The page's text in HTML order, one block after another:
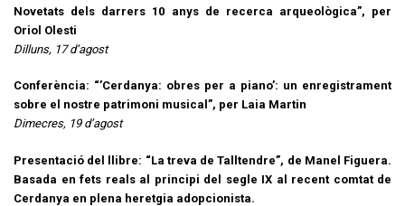
Novetats dels darrers 10 anys de recerca arqueològica”, per
Oriol Olesti
Dilluns, 17 d’agost
Conferència: “’Cerdanya: obres per a piano’: un enregistrament
sobre el nostre patrimoni musical”, per Laia Martin
Dimecres, 19 d’agost
Presentació del llibre: “La treva de Talltendre”, de Manel Figuera.
Basada en fets reals al principi del segle IX al recent comtat de
Cerdanya en plena heretgia adopcionista.